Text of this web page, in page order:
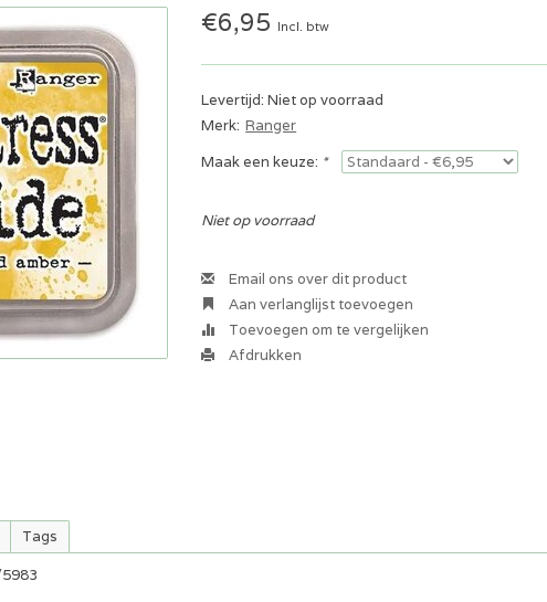
€6,95 Incl. btw
Levertijd: Niet op voorraad
Merk: Ranger
Maak een keuze: *
Niet op voorraad
Email ons over dit product
Aan verlanglijst toevoegen
Toevoegen om te vergelijken
Afdrukken
Tags